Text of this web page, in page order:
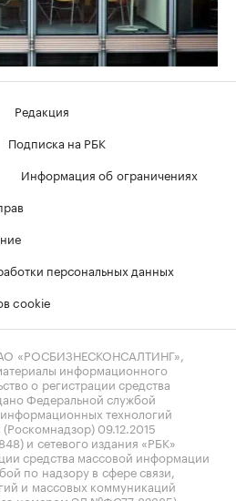
Редакция
Подписка на РБК
Информация об ограничениях
персональных данных
cookie
«РОСБИЗНЕСКОНСАЛТИНГ»,
информационного
о регистрации средства
Федеральной службой
технологий
09.12.2015
и сетевого издания «РБК»
средства массовой информации
по надзору в сфере связи,
и массовых коммуникаций